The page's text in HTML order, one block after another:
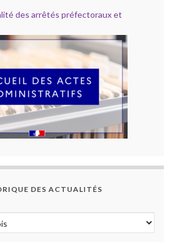
des arrêtés préfectoraux et
DES ACTUALITÉS
des actualités masnysiennes